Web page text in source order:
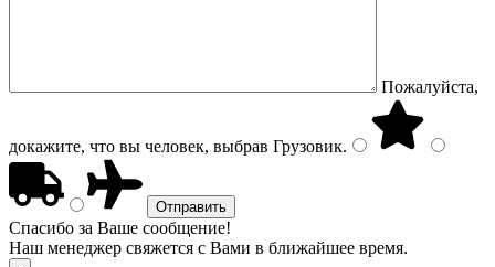
Пожалуйста,
докажите, что вы человек, выбрав Грузовик.
Спасибо за Ваше сообщение!
Наш менеджер свяжется с Вами в ближайшее время.